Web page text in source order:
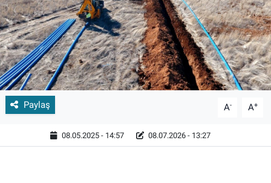
Paylaş A- A+
08.05.2025 - 14:57 08.07.2026 - 13:27